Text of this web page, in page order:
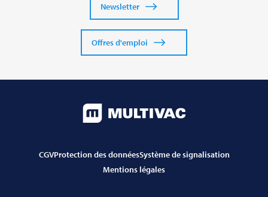
Newsletter
Offres d'emploi
CGVProtection des donnéesSystème de signalisation
Mentions légales